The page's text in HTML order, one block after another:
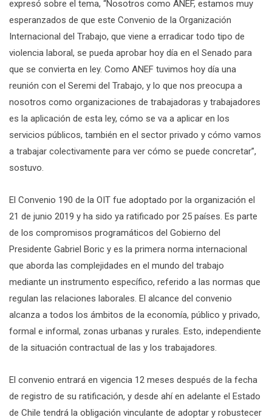
expresó sobre el tema, “Nosotros como ANEF, estamos muy
esperanzados de que este Convenio de la Organización
Internacional del Trabajo, que viene a erradicar todo tipo de
violencia laboral, se pueda aprobar hoy día en el Senado para
que se convierta en ley. Como ANEF tuvimos hoy día una
reunión con el Seremi del Trabajo, y lo que nos preocupa a
nosotros como organizaciones de trabajadoras y trabajadores
es la aplicación de esta ley, cómo se va a aplicar en los
servicios públicos, también en el sector privado y cómo vamos
a trabajar colectivamente para ver cómo se puede concretar”,
sostuvo.
El Convenio 190 de la OIT fue adoptado por la organización el
21 de junio 2019 y ha sido ya ratificado por 25 países. Es parte
de los compromisos programáticos del Gobierno del
Presidente Gabriel Boric y es la primera norma internacional
que aborda las complejidades en el mundo del trabajo
mediante un instrumento específico, referido a las normas que
regulan las relaciones laborales. El alcance del convenio
alcanza a todos los ámbitos de la economía, público y privado,
formal e informal, zonas urbanas y rurales. Esto, independiente
de la situación contractual de las y los trabajadores.
El convenio entrará en vigencia 12 meses después de la fecha
de registro de su ratificación, y desde ahí en adelante el Estado
de Chile tendrá la obligación vinculante de adoptar y robustecer